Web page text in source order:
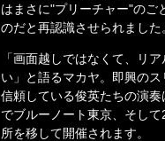
はまさに"プリーチャー"のご
のだと再認識させられました
「画面越しではなくて、リ
い」と語るマカヤ。即興の
信頼している俊英たちの演
でブルーノート東京、そし
所を移して開催されます。